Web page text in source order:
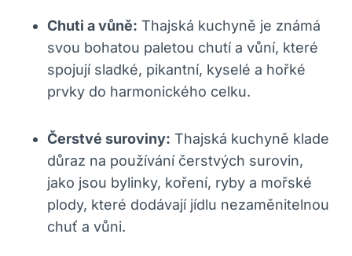
Chuti a vůně: Thajská kuchyně je známá
svou bohatou paletou chutí a vůní, které
spojují sladké, pikantní, kyselé a hořké
prvky do harmonického celku.
Čerstvé suroviny: Thajská kuchyně klade
důraz na používání čerstvých surovin,
jako jsou bylinky, koření, ryby a mořské
plody, které dodávají jídlu nezaměnitelnou
chuť a vůni.